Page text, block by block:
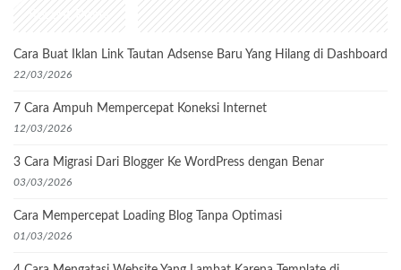
Recent Posts
Cara Buat Iklan Link Tautan Adsense Baru Yang Hilang di Dashboard
22/03/2026
7 Cara Ampuh Mempercepat Koneksi Internet
12/03/2026
3 Cara Migrasi Dari Blogger Ke WordPress dengan Benar
03/03/2026
Cara Mempercepat Loading Blog Tanpa Optimasi
01/03/2026